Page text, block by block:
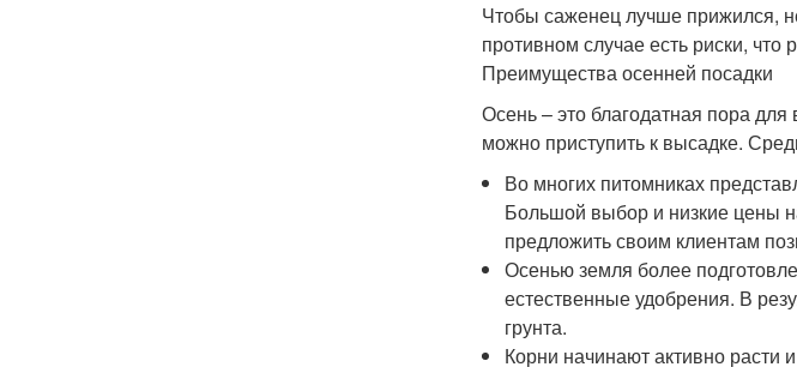
Чтобы саженец лучше прижился,
противном случае есть риски, что
Преимущества осенней посадки
Осень – это благодатная пора
можно приступить к высадке.
Во многих питомниках
Большой выбор и низкие цены
предложить своим клиентам
Осенью земля более
естественные удобрения. В
грунта.
Корни начинают активно расти